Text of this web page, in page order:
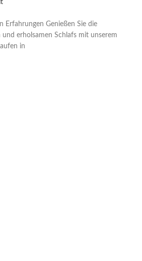
Erfahrungen Genießen Sie die
und erholsamen Schlafs mit unserem
in